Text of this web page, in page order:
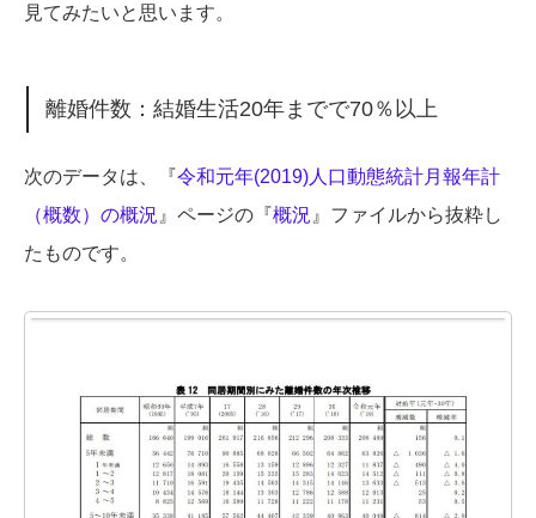
見てみたいと思います。
離婚件数：結婚生活20年までで70％以上
次のデータは、『令和元年(2019)人口動態統計月報年計
（概数）の概況 』ページの『概況 』ファイルから抜粋し
たものです。